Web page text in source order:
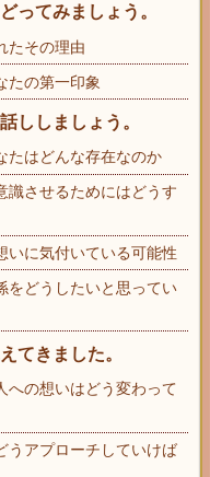
ってみましょう。
たその理由
たの第一印象
ししましょう。
たはどんな存在なのか
識させるためにはどうす
いに気付いている可能性
をどうしたいと思ってい
てきました。
への想いはどう変わって
うアプローチしていけば